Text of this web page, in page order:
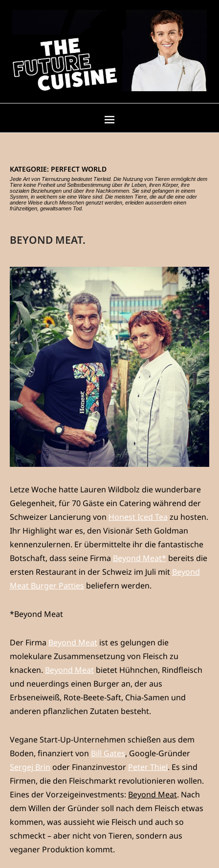
KATEGORIE: PERFECT WORLD
Jede Art von Tiernutzung bedeutet Tierleid. Die Nutzung von Tieren ermöglicht dem
Tiere keine Freiheit und Selbstbestimmung über ihr Leben, ihren Körper, ihre
sozialen Beziehungen und über ihre Nachkommen. Sie sind gefangen in einem
System, in welchem sie eine Ware sind. Die meisten Tiere, die auf die eine oder
andere Weise durch Menschen genutzt werden, erleiden ausserdem einen
frühzeitigen, gewaltsamen Tod.
BEYOND MEAT.
Letze Woche hatte Lauren Wildbolz die wunderbare
Gelegenheit, für 70 Gäste ein Catering während der
Schweizer Lancierung von Honest Iced Tea zu hosten.
Ihr Highlight war es, den Visionär Seth Goldman
kennenzulernen. Er übermittelte ihr die fantastische
Botschaft, dass seine Firma Beyond Meat* bereits die
ersten Restaurant in der Schweiz im Juli mit Beyond
Meat Burger Patties beliefern werden.
*Beyond Meat
Der Firma Beyond Meat ist es gelungen die
molekulare Zusammensetzung von Fleisch zu
knacken. Beyond Meat bietet Hühnchen, Rindfleisch
und neuerdings einen Burger an, der aus
Erbseneiweiß, Rote-Beete-Saft, Chia-Samen und
anderen pflanzlichen Zutaten besteht.
Vegane Start-Up-Unternehmen schießen aus dem
Boden, finanziert von Bill Gates, Google-Gründer
Sergej Brin oder Finanzinvestor Peter Thiel. Es sind
Firmen, die den Fleischmarkt revolutionieren wollen.
Eines der Vorzeigeinvestments: Beyond Meat. Nach
dem Willen der Gründer soll nach dem Fleisch etwas
kommen, was aussieht wie Fleisch und auch so
schmeckt – aber nicht von Tieren, sondern aus
veganer Produktion kommt.